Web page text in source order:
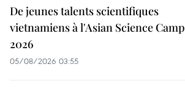
De jeunes talents scientifiques
vietnamiens à l'Asian Science Camp
2026
05/08/2026 03:55